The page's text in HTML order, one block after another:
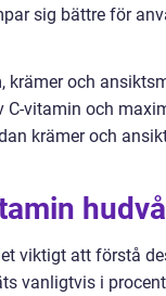
sig bättre för
och
vitamin och
krämer och
viktigt att förstå
vanligtvis i